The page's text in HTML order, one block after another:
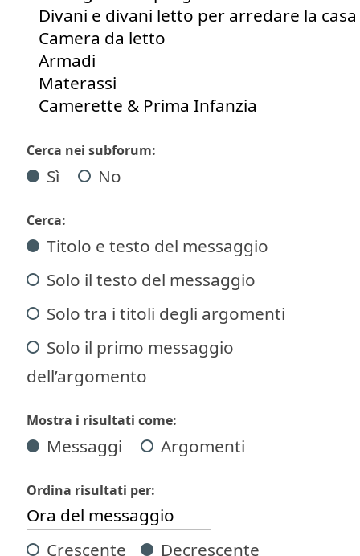
Cerca nei subforum:
Sì No
Cerca:
Titolo e testo del messaggio
Solo il testo del messaggio
Solo tra i titoli degli argomenti
Solo il primo messaggio
dell’argomento
Mostra i risultati come:
Messaggi Argomenti
Ordina risultati per:
Crescente Decrescente